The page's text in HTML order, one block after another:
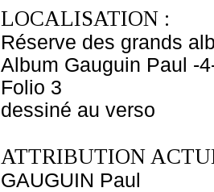
LOCALISATION :
Réserve des grands
Album Gauguin Paul -
Folio 3
dessiné au verso
ATTRIBUTION
GAUGUIN Paul